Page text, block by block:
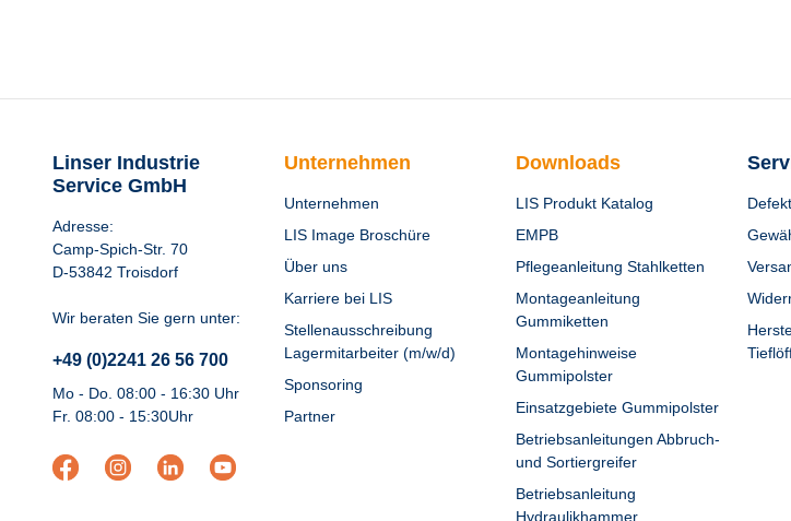
Linser Industrie
Service GmbH
Adresse:
Camp-Spich-Str. 70
D-53842 Troisdorf
Wir beraten Sie gern unter:
+49 (0)2241 26 56 700
Mo - Do. 08:00 - 16:30 Uhr
Fr. 08:00 - 15:30Uhr
Unternehmen
Unternehmen
LIS Image Broschüre
Über uns
Karriere bei LIS
Stellenausschreibung
Lagermitarbeiter (m/w/d)
Sponsoring
Partner
Downloads
LIS Produkt Katalog
EMPB
Pflegeanleitung Stahlketten
Montageanleitung
Gummiketten
Montagehinweise
Gummipolster
Einsatzgebiete Gummipolster
Betriebsanleitungen Abbruch-
und Sortiergreifer
Betriebsanleitung
Hydraulikhammer